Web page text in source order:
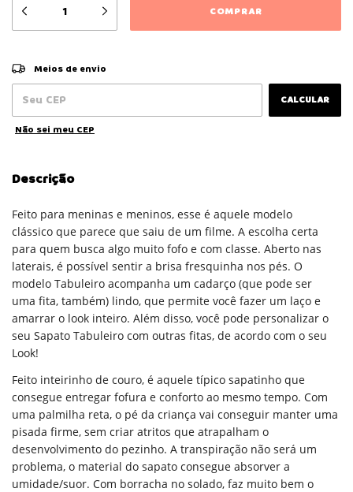
Entregas para o CEP:
Meios de envio
CALCULAR
Não sei meu CEP
Descrição
Feito para meninas e meninos, esse é aquele modelo
clássico que parece que saiu de um filme. A escolha certa
para quem busca algo muito fofo e com classe. Aberto nas
laterais, é possível sentir a brisa fresquinha nos pés. O
modelo Tabuleiro acompanha um cadarço (que pode ser
uma fita, também) lindo, que permite você fazer um laço e
amarrar o look inteiro. Além disso, você pode personalizar o
seu Sapato Tabuleiro com outras fitas, de acordo com o seu
Look!
Feito inteirinho de couro, é aquele típico sapatinho que
consegue entregar fofura e conforto ao mesmo tempo. Com
uma palmilha reta, o pé da criança vai conseguir manter uma
pisada firme, sem criar atritos que atrapalham o
desenvolvimento do pezinho. A transpiração não será um
problema, o material do sapato consegue absorver a
umidade/suor. Com borracha no solado, faz muito bem o